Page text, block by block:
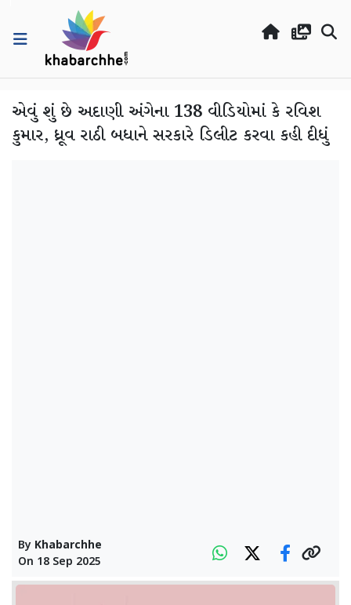
એવું શું છે અદાણી અંગેના 138 વીડિયોમાં કે રવિશ
કુમાર, ધ્રૂવ રાઠી બધાને સરકારે ડિલીટ કરવા કહી દીધું
By Khabarchhe
On 18 Sep 2025